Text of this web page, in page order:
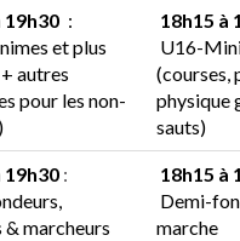
19h30 :
et plus
autres
pour les non-
18h15 à
U16-
(courses,
physique
sauts)
19h30 :
marcheurs
18h15 à
Demi-
marche